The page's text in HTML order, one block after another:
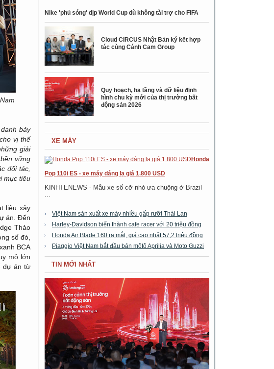
bảy
vị thế
giải
vững
đối tác,
mục tiêu
liệu xây
án. Đến
Thảo
số đó,
BCA
mô lớn
dự án từ
Nike 'phủ sóng' dịp World Cup dù không tài trợ cho FIFA
Cloud CIRCUS Nhật Bản ký kết hợp
tác cùng Cánh Cam Group
Quy hoạch, hạ tầng và dữ liệu định
hình chu kỳ mới của thị trường bất
động sản 2026
XE MÁY
Honda
Pop 110i ES - xe máy dáng lạ giá 1.800 USD
KINHTENEWS - Mẫu xe số cỡ nhỏ ưa chuộng ở Brazil
...
Việt Nam sản xuất xe máy nhiều gấp rưỡi Thái Lan
Harley-Davidson biến thành cafe racer với 20 triệu đồng
Honda Air Blade 160 ra mắt, giá cao nhất 57,2 triệu đồng
Piaggio Việt Nam bắt đầu bán môtô Aprilia và Moto Guzzi
TIN MỚI NHẤT